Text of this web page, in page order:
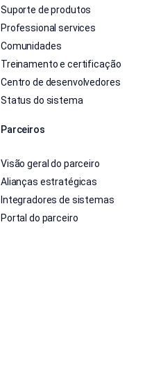
Suporte de produtos
Professional services
Comunidades
Treinamento e certificação
Centro de desenvolvedores
Status do sistema
Parceiros
Visão geral do parceiro
Alianças estratégicas
Integradores de sistemas
Portal do parceiro